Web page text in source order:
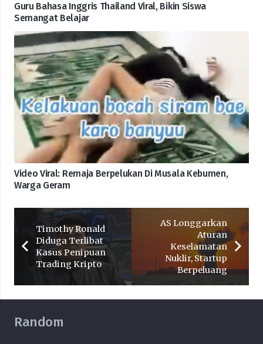
Guru Bahasa Inggris Thailand Viral, Bikin Siswa
Semangat Belajar
Video Viral: Remaja Berpelukan Di Musala Kebumen,
Warga Geram
Timothy Ronald
Diduga Terlibat
Kasus Penipuan
Trading Kripto
AS Longgarkan
Aturan
Keselamatan
Nuklir, Startup
Berpeluang
Random